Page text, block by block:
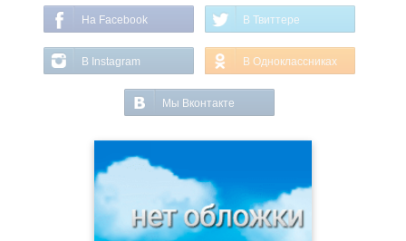
На Facebook В Твиттере
В Instagram В Одноклассниках
Мы Вконтакте